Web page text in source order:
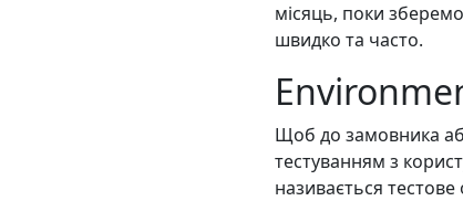
місяць, поки
швидко та часто.
Щоб до замовника
тестуванням з
називається